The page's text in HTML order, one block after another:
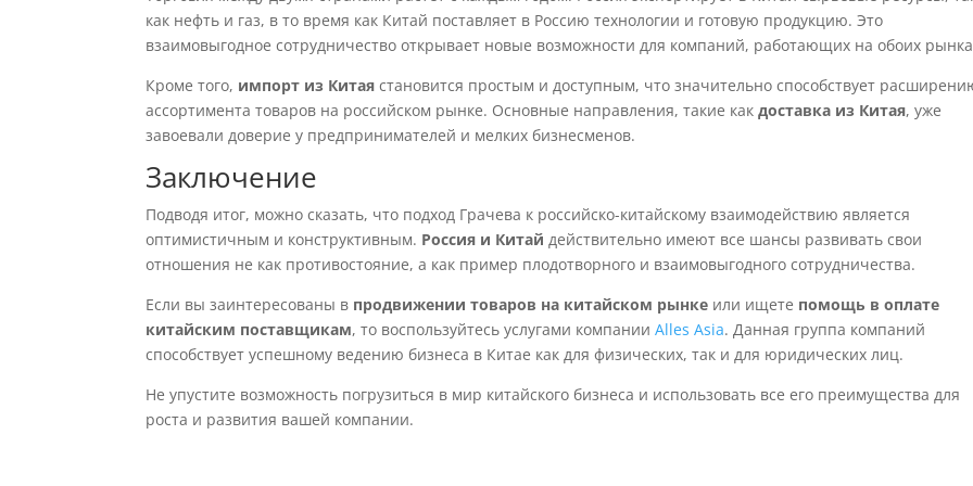
как нефть и газ, в то время как Китай поставляет в Россию технологии и готовую продукцию. Это
взаимовыгодное сотрудничество открывает новые возможности для компаний, работающих на обоих
Кроме того, импорт из Китая становится простым и доступным, что значительно способствует
ассортимента товаров на российском рынке. Основные направления, такие какдоставка из Китая, уже
завоевали доверие у предпринимателей и мелких бизнесменов.
Заключение
Подводя итог, можно сказать, что подход Грачева к российско-китайскому взаимодействию является
оптимистичным и конструктивным. Россия и Китай действительно имеют все шансы развивать свои
отношения не как противостояние, а как пример плодотворного и взаимовыгодного сотрудничества.
Если вы заинтересованы в продвижении товаров на китайском рынке или ищете помощь в оплате
китайским поставщикам, то воспользуйтесь услугами компанииAlles Asia. Данная группа компаний
способствует успешному ведению бизнеса в Китае как для физических, так и для юридических лиц.
Не упустите возможность погрузиться в мир китайского бизнеса и использовать все его преимущества для
роста и развития вашей компании.